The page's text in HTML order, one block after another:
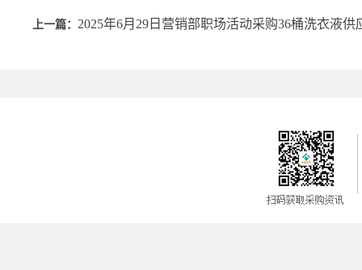
上一篇： 2025年6月29日营销部职场活动采购36桶洗衣液供